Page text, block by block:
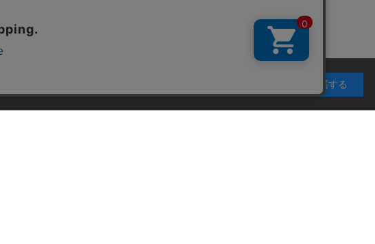
グ活動に利用することを目的としています。 プライバシーポリ
承諾する